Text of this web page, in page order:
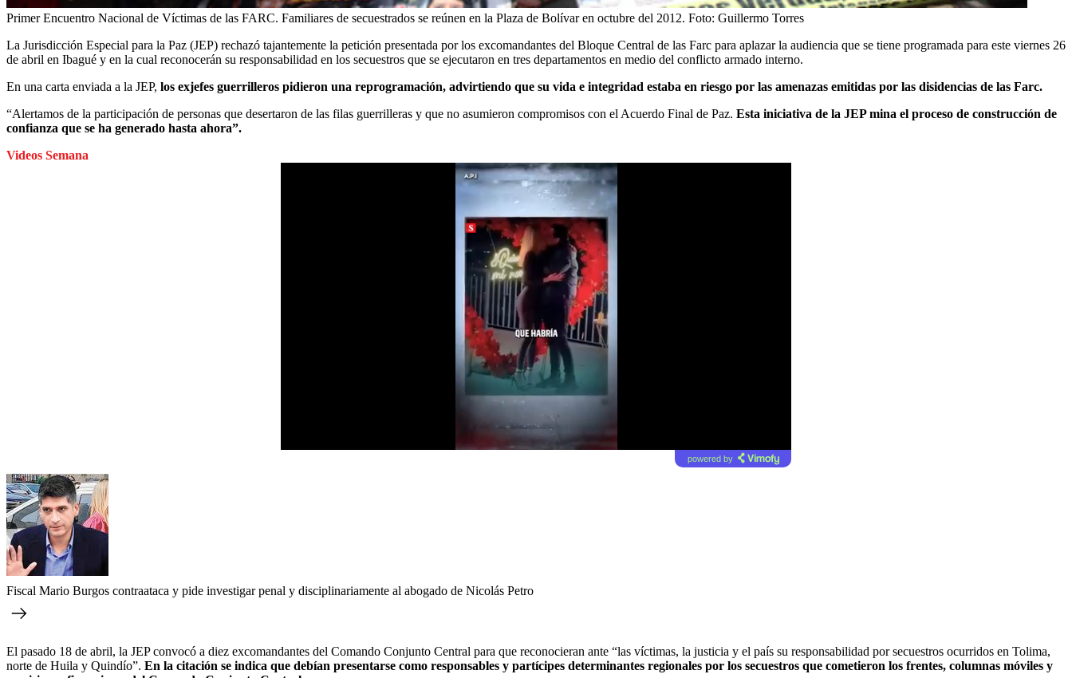
Primer Encuentro Nacional de Víctimas de las FARC. Familiares de secuestrados se reúnen en la Plaza de Bolívar en octubre del 2012. Foto: Guillermo Torres
La Jurisdicción Especial para la Paz (JEP) rechazó tajantemente la petición presentada por los excomandantes del Bloque Central de las Farc para aplazar la audiencia que se tiene programada para este viernes 26
de abril en Ibagué y en la cual reconocerán su responsabilidad en los secuestros que se ejecutaron en tres departamentos en medio del conflicto armado interno.
En una carta enviada a la JEP, los exjefes guerrilleros pidieron una reprogramación, advirtiendo que su vida e integridad estaba en riesgo por las amenazas emitidas por las disidencias de las Farc.
“Alertamos de la participación de personas que desertaron de las filas guerrilleras y que no asumieron compromisos con el Acuerdo Final de Paz. Esta iniciativa de la JEP mina el proceso de construcción de
confianza que se ha generado hasta ahora”.
Videos Semana
powered by
Fiscal Mario Burgos contraataca y pide investigar penal y disciplinariamente al abogado de Nicolás Petro
El pasado 18 de abril, la JEP convocó a diez excomandantes del Comando Conjunto Central para que reconocieran ante “las víctimas, la justicia y el país su responsabilidad por secuestros ocurridos en Tolima,
norte de Huila y Quindío”. En la citación se indica que debían presentarse como responsables y partícipes determinantes regionales por los secuestros que cometieron los frentes, columnas móviles y